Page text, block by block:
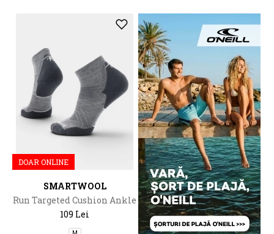
DOAR ONLINE
SMARTWOOL
Run Targeted Cushion Ankle
Socks
109 Lei